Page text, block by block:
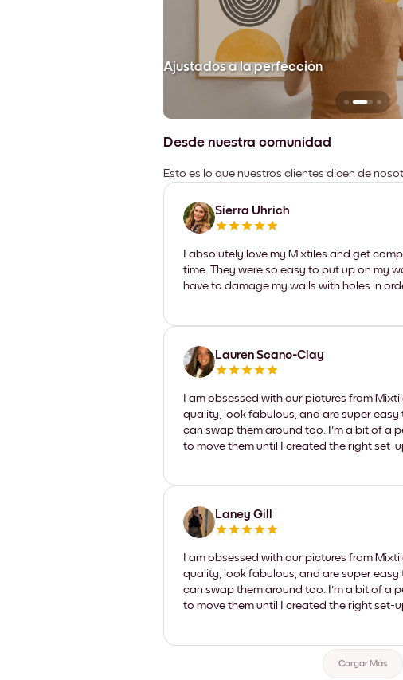
Ajustados a la perfección
Desde nuestra comunidad
Esto es lo que nuestros clientes dicen de
Sierra Uhrich
I absolutely love my Mixtiles and get
time. They were so easy to put up on my
have to damage my walls with holes in
Lauren Scano-Clay
I am obsessed with our pictures from
quality, look fabulous, and are super easy
can swap them around too. I'm a bit of a
to move them until I created the right set-
Laney Gill
I am obsessed with our pictures from
quality, look fabulous, and are super easy
can swap them around too. I'm a bit of a
to move them until I created the right set-
Cargar Más